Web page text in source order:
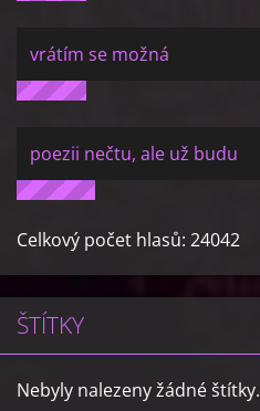
vrátím se možná
poezii nečtu, ale už budu
Celkový počet hlasů: 24042
ŠTÍTKY
Nebyly nalezeny žádné štítky.